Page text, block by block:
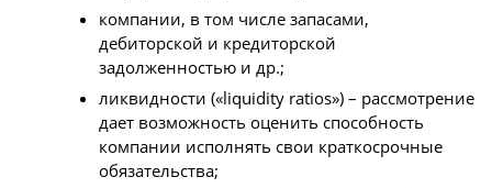
компании, в том числе запасами,
дебиторской и кредиторской
задолженностью и др.;
ликвидности («liquidity ratios») – рассмотрение
дает возможность оценить способность
компании исполнять свои краткосрочные
обязательства;